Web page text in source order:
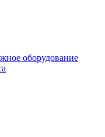
оборудование